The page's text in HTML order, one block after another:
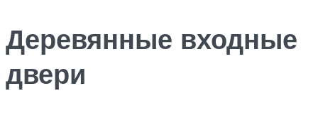
Деревянные входные
двери